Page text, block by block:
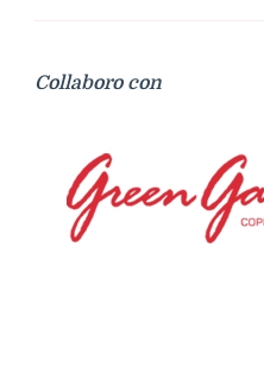
Collaboro con